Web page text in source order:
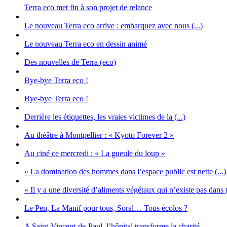
Terra eco met fin à son projet de relance
Le nouveau Terra eco arrive : embarquez avec nous (...)
Le nouveau Terra eco en dessin animé
Des nouvelles de Terra (eco)
Bye-bye Terra eco !
Bye-bye Terra eco !
Derrière les étiquettes, les vraies victimes de la (...)
Au théâtre à Montpellier : « Kyoto Forever 2 »
Au ciné ce mercredi : « La gueule du loup »
« La domination des hommes dans l’espace public est nette (...)
« Il y a une diversité d’aliments végétaux qui n’existe pas dans
Le Pen, La Manif pour tous, Soral… Tous écolos ?